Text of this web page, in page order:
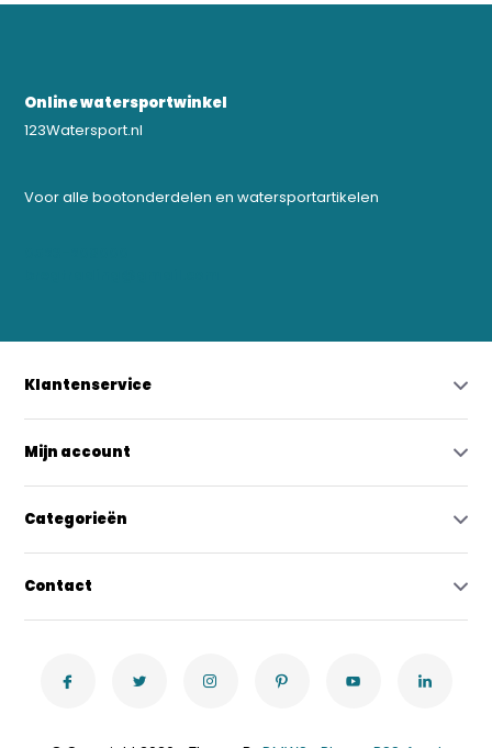
Online watersportwinkel
123Watersport.nl
Voor alle bootonderdelen en watersportartikelen
Klantenservice
Mijn account
Categorieën
Contact